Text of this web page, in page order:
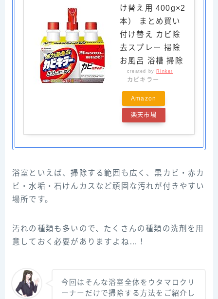
け替え用 400g×2
本） まとめ買い
付け替え カビ除
去スプレー 掃除
お風呂 浴槽 掃除
created by Rinker
カビキラー
Amazon
楽天市場
浴室といえば、掃除する範囲も広く、黒カビ・赤カ
ビ・水垢・石けんカスなど頑固な汚れが付きやすい
場所です。
汚れの種類も多いので、たくさんの種類の洗剤を用
意しておく必要がありますよね…！
今回はそんな浴室全体をウタマロクリ
ーナーだけで掃除する方法をご紹介し